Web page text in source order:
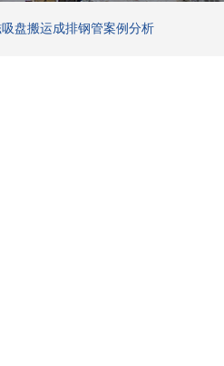
盘搬运成排钢管案例分析